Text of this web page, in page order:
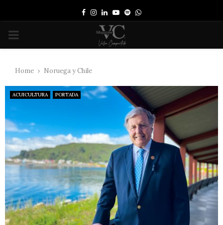
Facebook
Instagram
LinkedinYoutube
SpotifyWhatsapp
PRIMARY
Home Noruega y Chile
ACUICULTURA PORTADA